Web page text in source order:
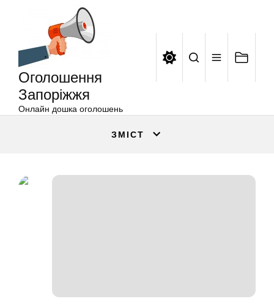
Оголошення
Запоріжжя
Онлайн дошка оголошень
ЗМІСТ